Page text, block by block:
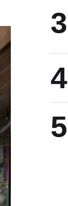
3
4
5